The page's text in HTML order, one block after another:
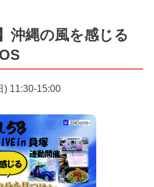
沖縄の風を感じる
) 11:30-15:00